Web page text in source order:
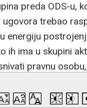
preda ODS-u,
trebao
energiju
ih ima u skupini
pravnu
od strane
elektrane